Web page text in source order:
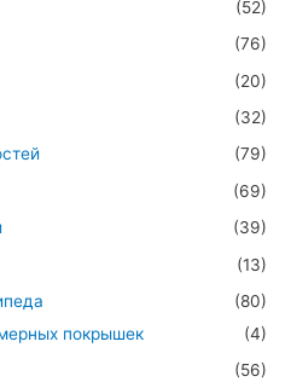
(52)
(76)
(20)
(32)
(79)
(69)
(39)
(13)
(80)
покрышек
(4)
(56)